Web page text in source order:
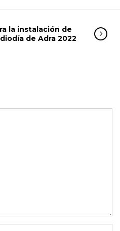
la instalación de
de Adra 2022